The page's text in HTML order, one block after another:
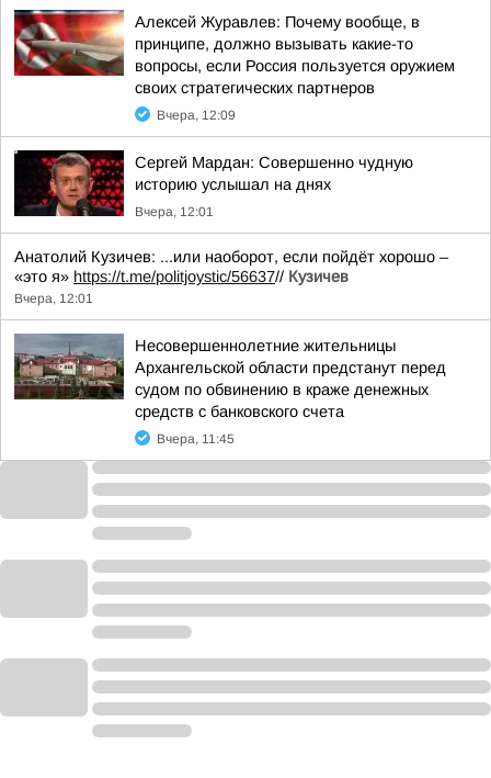
Алексей Журавлев: Почему вообще, в
принципе, должно вызывать какие-то
вопросы, если Россия пользуется оружием
своих стратегических партнеров
Вчера, 12:09
Сергей Мардан: Совершенно чудную
историю услышал на днях
Вчера, 12:01
Анатолий Кузичев: ...или наоборот, если пойдёт хорошо –
«это я» https://t.me/politjoystic/56637// Кузичев
Вчера, 12:01
Несовершеннолетние жительницы
Архангельской области предстанут перед
судом по обвинению в краже денежных
средств с банковского счета
Вчера, 11:45